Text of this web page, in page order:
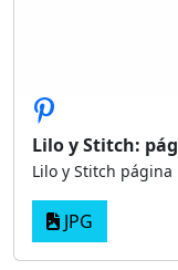
Lilo y Stitch:
Lilo y Stitch
JPG